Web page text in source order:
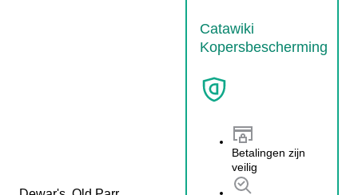
Catawiki
Kopersbescherming
Betalingen zijn
veilig